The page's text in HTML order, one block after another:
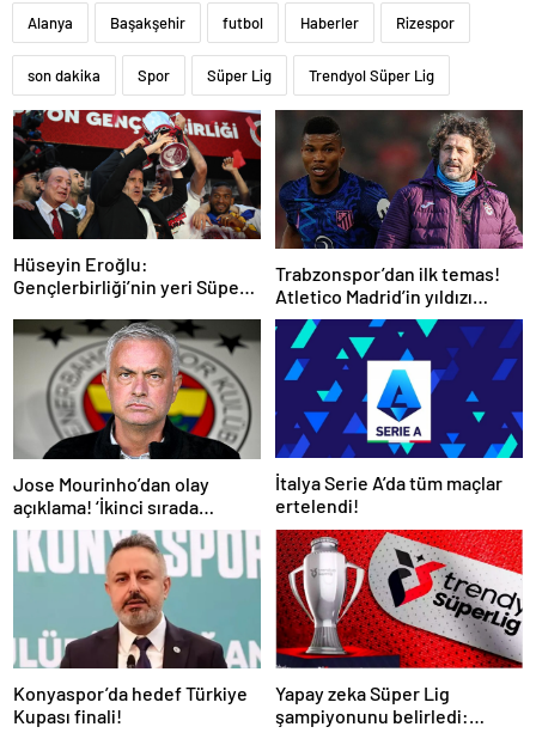
Alanya Başakşehir futbol Haberler Rizespor
son dakika Spor Süper Lig Trendyol Süper Lig
Hüseyin Eroğlu:
Gençlerbirliği’nin yeri Süper
Trabzonspor’dan ilk temas!
Atletico Madrid’in yıldızı
gündemde
Jose Mourinho’dan olay
açıklama! ‘İkinci sırada
bitireceğiz’
İtalya Serie A’da tüm maçlar
ertelendi!
Konyaspor’da hedef Türkiye
Kupası finali!
Yapay zeka Süper Lig
şampiyonunu belirledi: